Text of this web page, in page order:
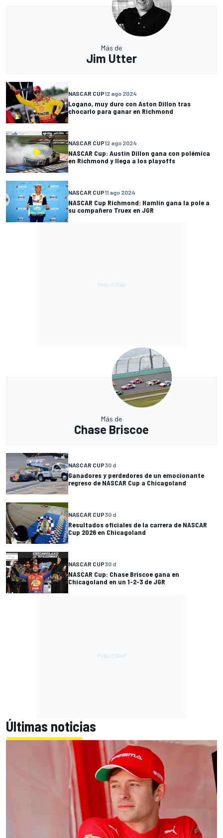
Más de
Jim Utter
NASCAR CUP12 ago 2024
Logano, muy duro con Aston Dillon tras
chocarlo para ganar en Richmond
NASCAR CUP12 ago 2024
NASCAR Cup: Austin Dillon gana con polémica
en Richmond y llega a los playoffs
NASCAR CUP11 ago 2024
NASCAR Cup Richmond: Hamlin gana la pole a
su compañero Truex en JGR
Más de
Chase Briscoe
NASCAR CUP30 d
Ganadores y perdedores de un emocionante
regreso de NASCAR Cup a Chicagoland
NASCAR CUP30 d
Resultados oficiales de la carrera de NASCAR
Cup 2026 en Chicagoland
NASCAR CUP30 d
NASCAR Cup: Chase Briscoe gana en
Chicagoland en un 1-2-3 de JGR
Últimas noticias